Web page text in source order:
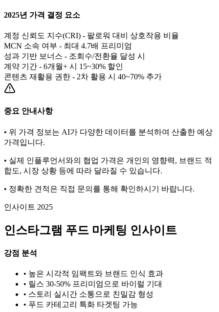
2025년 가격 결정 요소
계정 신뢰도 지수(CRI) - 팔로워 대비 상호작용 비율
MCN 소속 여부 - 최대 4.7배 프리미엄
성과 기반 보너스 - 조회수/전환율 달성 시
계약 기간 - 6개월+ 시 15~30% 할인
콘텐츠 재활용 권한 - 2차 활용 시 40~70% 추가
중요 안내사항
• 위 가격 정보는 AI가 다양한 데이터를 분석하여 산출한 예상
가격입니다.
• 실제 인플루언서와의 협업 가격은 개인의 영향력, 브랜드 적
합도, 시장 상황 등에 따라 달라질 수 있습니다.
• 정확한 견적은 직접 문의를 통해 확인하시기 바랍니다.
인사이트 2025
인스타그램 푸드 마케팅 인사이트
강점 분석
• 높은 시각적 임팩트와 브랜드 인식 효과
• 릴스 30-50% 프리미엄으로 바이럴 기대
• 스토리 실시간 소통으로 친밀감 형성
• 푸드 카테고리 특화 타겟팅 가능